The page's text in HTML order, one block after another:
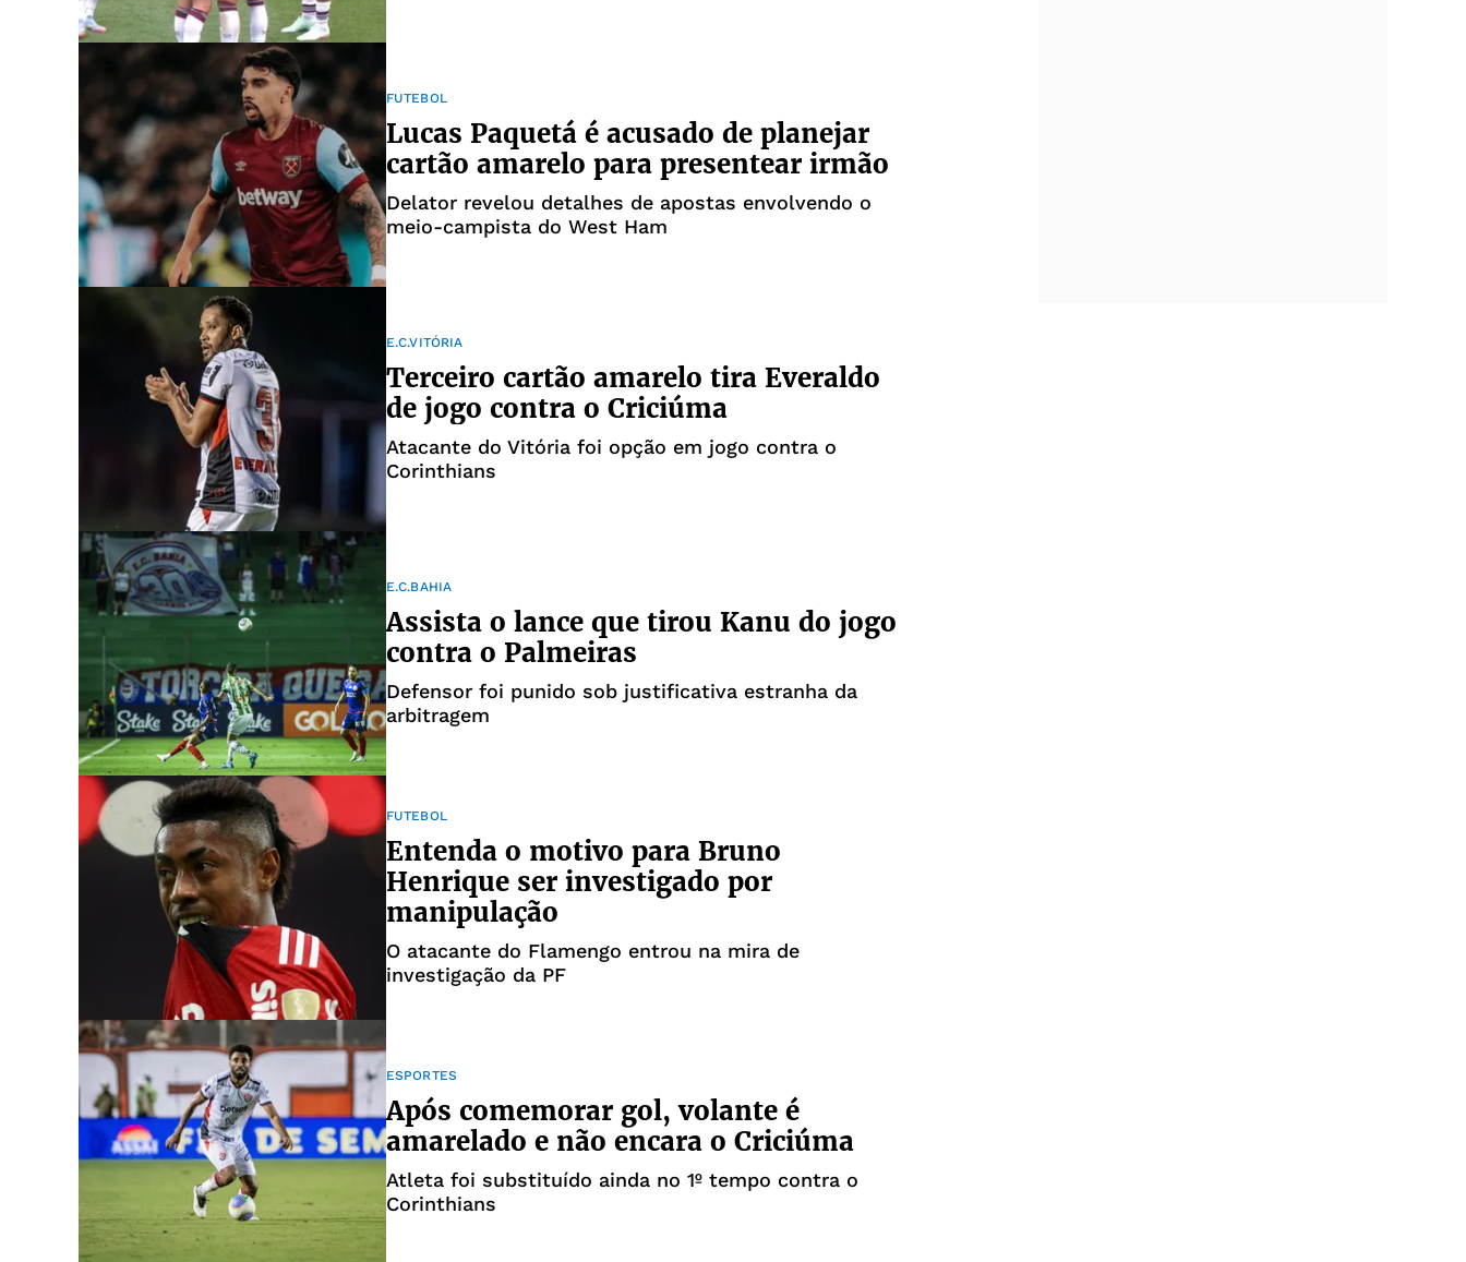
FUTEBOL
Lucas Paquetá é acusado de planejar
cartão amarelo para presentear irmão
Delator revelou detalhes de apostas envolvendo o
meio-campista do West Ham
E.C.VITÓRIA
Terceiro cartão amarelo tira Everaldo
de jogo contra o Criciúma
Atacante do Vitória foi opção em jogo contra o
Corinthians
E.C.BAHIA
Assista o lance que tirou Kanu do jogo
contra o Palmeiras
Defensor foi punido sob justificativa estranha da
arbitragem
FUTEBOL
Entenda o motivo para Bruno
Henrique ser investigado por
manipulação
O atacante do Flamengo entrou na mira de
investigação da PF
ESPORTES
Após comemorar gol, volante é
amarelado e não encara o Criciúma
Atleta foi substituído ainda no 1º tempo contra o
Corinthians